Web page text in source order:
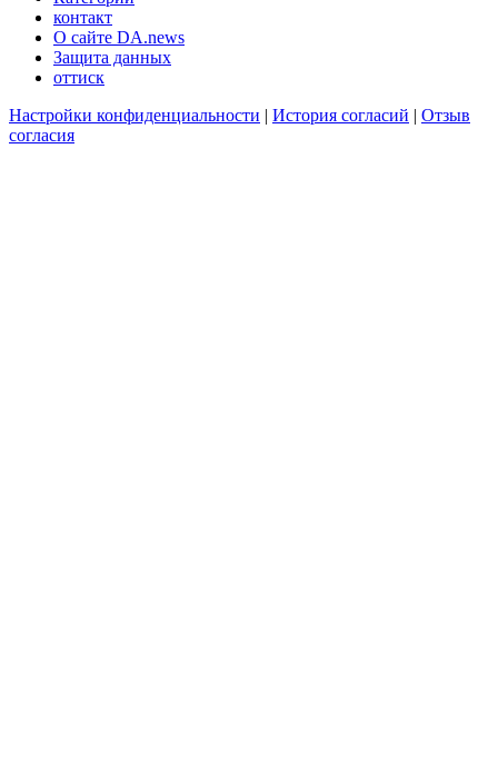
контакт
О сайте DA.news
Защита данных
оттиск
Настройки конфиденциальности | История согласий | Отзыв
согласия